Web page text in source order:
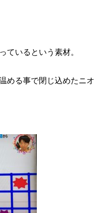
ているという素材。
める事で閉じ込めたニオ